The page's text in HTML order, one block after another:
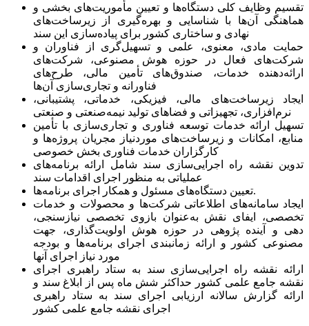
تقسیم وظایف کلی دستگاه‌ها و تعیین مأموریت‌های بخشی و
هماهنگی آن‌ها با شناسایی و بهره‌گیری از زیرساخت‌های
نهادی و ساختاری کشور برای پیاده‌سازی این سند
حمایت مادی، معنوی، علمی و تسهیل‌گری از فناوران و
شرکت‌های فعال در حوزه هوش مصنوعی، شرکت‌های
ارائه‌دهنده خدمات، صندوق‌های تأمین مالی، طرح‌های
فناورانه و تجاری‌سازی آن‌ها
ایجاد زیرساخت‌های مالی، فیزیکی، خدماتی، پشتیبانی،
نرم‌افزاری، تجهیزاتی و فضاهای تولید نیمه‌صنعتی و صنعتی
تسهیل ارائه خدمات توسعه فناوری و تجاری‌سازی با تأمین
منابع، امکانات و زیرساخت‌های موردنیاز مجریان پروژه‌ها و
کارگزاران خدمات فناوری بخش خصوصی
تدوین نقشه راه اجرایی‌سازی سند شامل ارائه برنامه‌های
عملیاتی به منظور اجرای اقدامات سند
تعیین دستگاه‌های مسئول و همکار اجرای برنامه‌ها.
ایجاد سامانه‌های اطلاعاتی شرکت‌ها و محصولات و خدمات
تخصصی، ایفای نقش به‌عنوان بازوی تخصصی نیازسنجی،
اولویت‌گذاری، جهت‎ دهی و آینده پژوهی در حوزه هوش
مصنوعی کشور و ارائه زمانبندی اجرای برنامه‌ها و بودجه
مورد نیاز اجرای آنها
ارائه نقشه راه اجرایی‌سازی سند به ستاد راهبری اجرای
نقشه جامع علمی کشور حداکثر شش ماه پس از ابلاغ سند و
ارائه گزارش سالانه ارزیابی اجرای سند به ستاد راهبری
اجرای نقشه جامع علمی کشور